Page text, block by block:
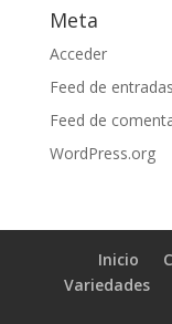
Meta
Acceder
Feed de entradas
Feed de
WordPress.org
Inicio
Variedades